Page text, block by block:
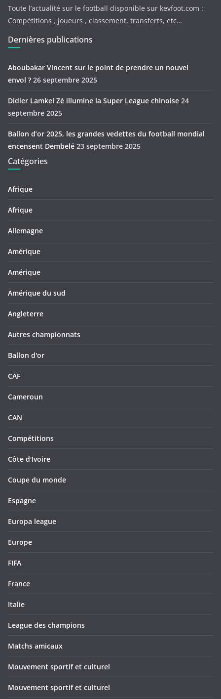
Toute l’actualité sur le football disponible sur kevfoot.com :
Compétitions , joueurs , classement, transferts, etc…
Dernières publications
Aboubakar Vincent sur le point de prendre un nouvel
envol ? 26 septembre 2025
Didier Lamkel Zé illumine la Super League chinoise 24
septembre 2025
Ballon d’or 2025, les grandes vedettes du football mondial
encensent Dembelé 23 septembre 2025
Catégories
Afrique
Afrique
Allemagne
Amérique
Amérique
Amérique du sud
Angleterre
Autres championnats
Ballon d'or
CAF
Cameroun
CAN
Compétitions
Côte d'Ivoire
Coupe du monde
Espagne
Europa league
Europe
FIFA
France
Italie
League des champions
Matchs amicaux
Mouvement sportif et culturel
Mouvement sportif et culturel